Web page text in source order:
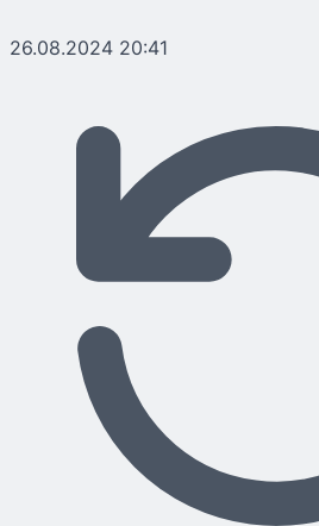
26.08.2024 20:41